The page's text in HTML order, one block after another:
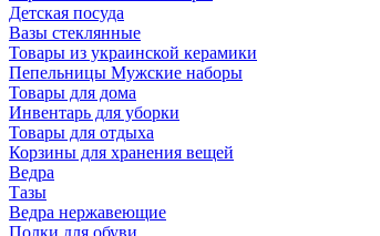
Детская посуда
Вазы стеклянные
Товары из украинской керамики
Пепельницы Мужские наборы
Товары для дома
Инвентарь для уборки
Товары для отдыха
Корзины для хранения вещей
Ведра
Тазы
Ведра нержавеющие
Полки для обуви